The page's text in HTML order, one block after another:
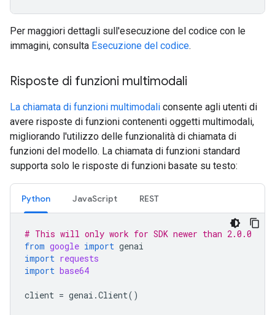
Per maggiori dettagli sull'esecuzione del codice con le
immagini, consulta Esecuzione del codice.
Risposte di funzioni multimodali
La chiamata di funzioni multimodali consente agli utenti di
avere risposte di funzioni contenenti oggetti multimodali,
migliorando l'utilizzo delle funzionalità di chiamata di
funzioni del modello. La chiamata di funzioni standard
supporta solo le risposte di funzioni basate su testo:
Python JavaScript REST
# This will only work for SDK newer than 2.0.0
from google import genai
import requests
import base64
client = genai .Client()